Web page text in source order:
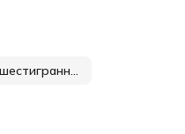
Биты торцевые с внутренним шестигранником